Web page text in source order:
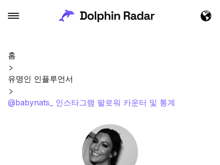
홈
유명인 인플루언서
@babynats_ 인스타그램 팔로워 카운터 및 통계